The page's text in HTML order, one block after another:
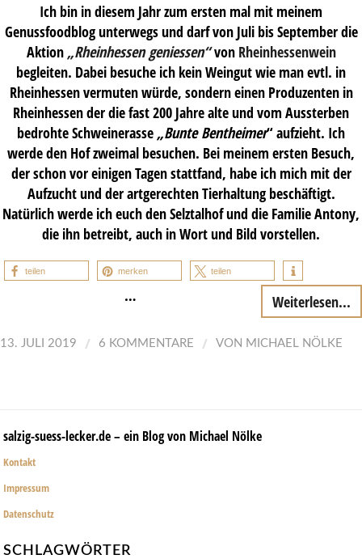
Ich bin in diesem Jahr zum ersten mal mit meinem
Genussfoodblog unterwegs und darf von Juli bis September die
Aktion „Rheinhessen geniessen“von Rheinhessenwein
begleiten. Dabei besuche ich kein Weingut wie man evtl. in
Rheinhessen vermuten würde, sondern einen Produzenten in
Rheinhessen der die fast 200 Jahre alte und vom Aussterben
bedrohte Schweinerasse „Bunte Bentheimer“ aufzieht. Ich
werde den Hof zweimal besuchen. Bei meinem ersten Besuch,
der schon vor einigen Tagen stattfand, habe ich mich mit der
Aufzucht und der artgerechten Tierhaltung beschäftigt.
Natürlich werde ich euch den Selztalhof und die Familie Antony,
die ihn betreibt, auch in Wort und Bild vorstellen.
teilen merken teilen
… Weiterlesen...
13. JULI 2019 / 6 KOMMENTARE / VON MICHAEL NÖLKE
salzig-suess-lecker.de – ein Blog von Michael Nölke
Kontakt
Impressum
Datenschutz
SCHLAGWÖRTER